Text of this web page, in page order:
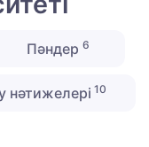
Пәндер 6
нәтижелері 10